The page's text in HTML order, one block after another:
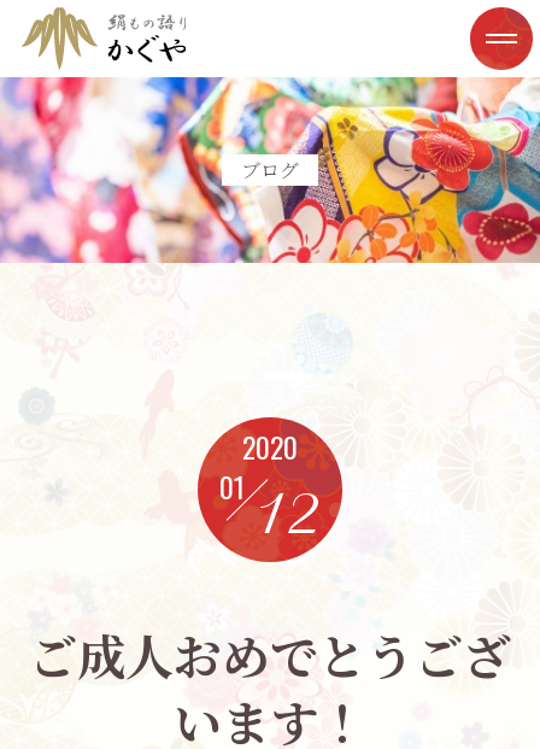
ブログ
2020
01 12
ご成人おめでとうござ
います！